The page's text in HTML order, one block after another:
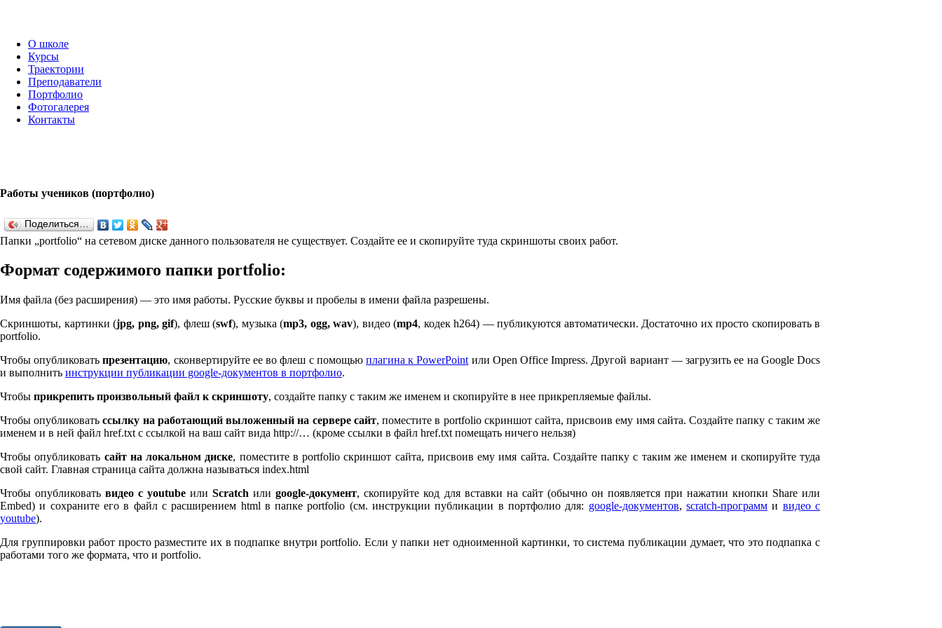
О школе
Курсы
Траектории
Преподаватели
Портфолио
Фотогалерея
Контакты
Работы учеников (портфолио)
Поделиться…
Папки „port­fo­lio“ на сетевом диске данного пользователя не существует. Создайте ее и скопируйте туда скриншоты своих работ.
Формат содержимого папки port­fo­lio:
Имя файла (без расширения) — это имя работы. Русские буквы и пробелы в имени файла разрешены.
Скриншоты, картинки (jpg, png, gif), флеш (swf), музыка (mp3, ogg, wav), видео (mp4, кодек h264) — публикуются автоматически. Достаточно их просто скопировать в
port­fo­lio.
Чтобы опубликоватьпрезентацию, сконвертируйте ее во флеш с помощью плагина к Pow­er­Point или Open Office Impress. Другой вариант — загрузить ее на Google Docs
и выполнить инструкции публикации google-документов в портфолио.
Чтобы прикрепить произвольный файл к скриншоту, создайте папку с таким же именем и скопируйте в нее прикрепляемые файлы.
Чтобы опубликоватьссылку на работающий выложенный на сервере сайт, поместите в port­fo­lio скриншот сайта, присвоив ему имя сайта. Создайте папку с таким же
именем и в ней файл href.txt с ссылкой на ваш сайт вида http://… (кроме ссылки в файл href.txt помещать ничего нельзя)
Чтобы опубликовать сайт на локальном диске, поместите в port­fo­lio скриншот сайта, присвоив ему имя сайта. Создайте папку с таким же именем и скопируйте туда
свой сайт. Главная страница сайта должна называться index.html
Чтобы опубликоватьвидео с youtube илиScratch илиgoogle-документ, скопируйте код для вставки на сайт (обычно он появляется при нажатии кнопки Share или
Embed) и сохраните его в файл с расширением html в папке port­fo­lio (см. инструкции публикации в портфолио для: google-документов,scratch-программ и видео с
youtube).
Для группировки работ просто разместите их в подпапке внутри port­fo­lio. Если у папки нет одноименной картинки, то система публикации думает, что это подпапка с
работами того же формата, что и port­fo­lio.